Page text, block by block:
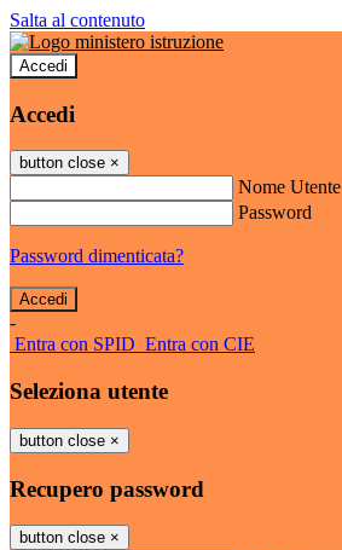
Salta al contenuto
Accedi
Accedi
button close ×
Nome Utente
Password
Password dimenticata?
-
Entra con SPID Entra con CIE
Seleziona utente
button close ×
Recupero password
button close ×